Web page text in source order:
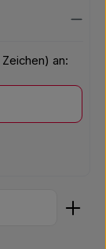
an:
Wert ein